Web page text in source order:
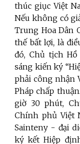
thúc giục Việt
Nếu không có
Trung Hoa Dân
thế bất lợi, là
đó, Chủ tịch
sáng kiến ký
phải công nhận
Pháp chấp
giờ 30 phút,
Chính phủ Việt
Sainteny - đại
ký kết Hiệp